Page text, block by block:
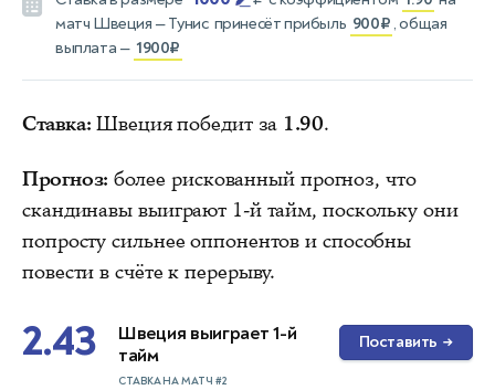
матч Швеция — Тунис принесёт прибыль 900₽ , общая
выплата — 1900₽
Ставка: Швеция победит за 1.90.
Прогноз: более рискованный прогноз, что
скандинавы выиграют 1-й тайм, поскольку они
попросту сильнее оппонентов и способны
повести в счёте к перерыву.
2.43
Швеция выиграет 1-й
тайм
СТАВКА НА МАТЧ #2
Поставить →